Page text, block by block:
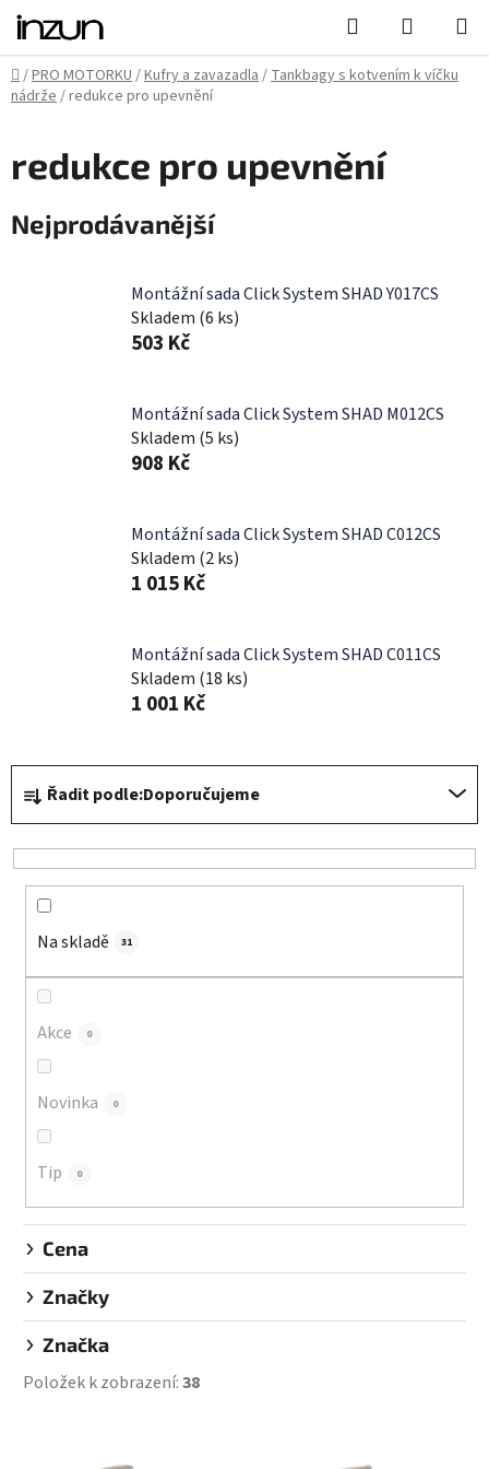
Přejít
obsah
Hledat
KOŠÍK
Domů
/PRO MOTORKU/Kufry a zavazadla/Tankbagy s kotvením k víčku
nádrže/redukce pro upevnění
redukce pro upevnění
Nejprodávanější
Montážní sada Click System SHAD Y017CS
Skladem (6 ks)
503 Kč
Montážní sada Click System SHAD M012CS
Skladem (5 ks)
908 Kč
Montážní sada Click System SHAD C012CS
Skladem (2 ks)
1 015 Kč
Montážní sada Click System SHAD C011CS
Skladem (18 ks)
1 001 Kč
Ř
a
z
e
Řadit podle:Doporučujeme
Na skladě 31
Akce 0
Novinka 0
Tip 0
Cena
Značky
Značka
Položek k zobrazení:38